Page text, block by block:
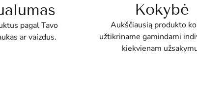
pagal Tavo
ar vaizdus.
Kokybė
Aukščiausią produkto
užtikriname gamindami
kiekvienam